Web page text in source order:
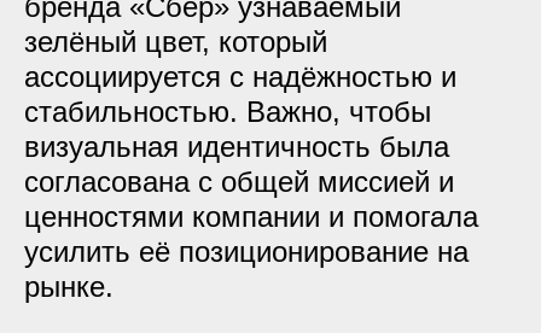
зелёный цвет, который
ассоциируется с надёжностью и
стабильностью. Важно, чтобы
визуальная идентичность была
согласована с общей миссией и
ценностями компании и помогала
усилить её позиционирование на
рынке.